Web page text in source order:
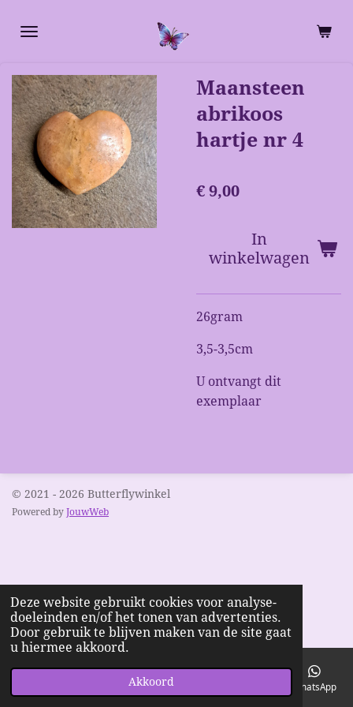
Deze website gebruikt cookies voor analyse-
doeleinden en/of het tonen van advertenties.
Door gebruik te blijven maken van de site gaat
u hiermee akkoord.
Akkoord
direct
de
hoofdinhoud
Maansteen
abrikoos
hartje nr 4
€ 9,00
In
winkelwagen
26gram
3,5-3,5cm
U ontvangt dit
exemplaar
© 2021 - 2026 Butterflywinkel
Powered by JouwWeb
Telefoonnummer WhatsApp